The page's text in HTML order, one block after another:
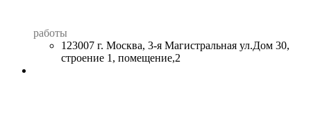
работы
123007 г. Москва, 3-я Магистральная ул.Дом 30,
строение 1, помещение,2